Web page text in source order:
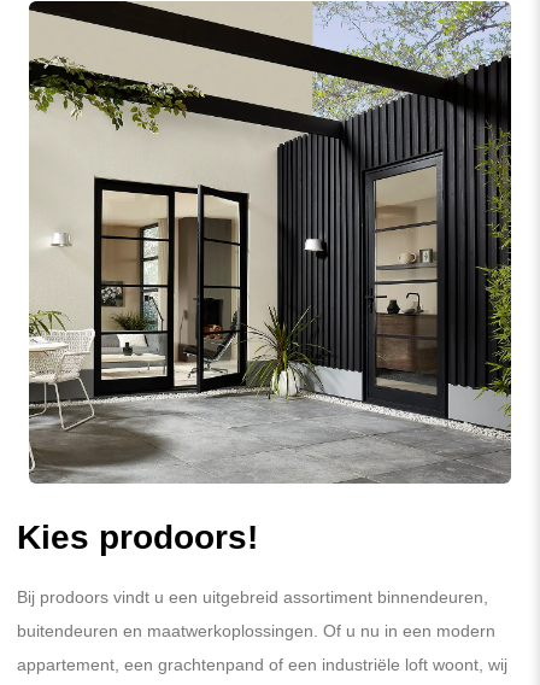
Kies prodoors!
Bij prodoors vindt u een uitgebreid assortiment binnendeuren,
buitendeuren en maatwerkoplossingen. Of u nu in een modern
appartement, een grachtenpand of een industriële loft woont, wij